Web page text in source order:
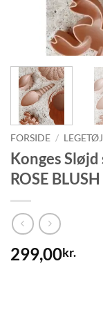
FORSIDE / LEGETØJ
Konges
ROSE BLUSH
299,00kr.